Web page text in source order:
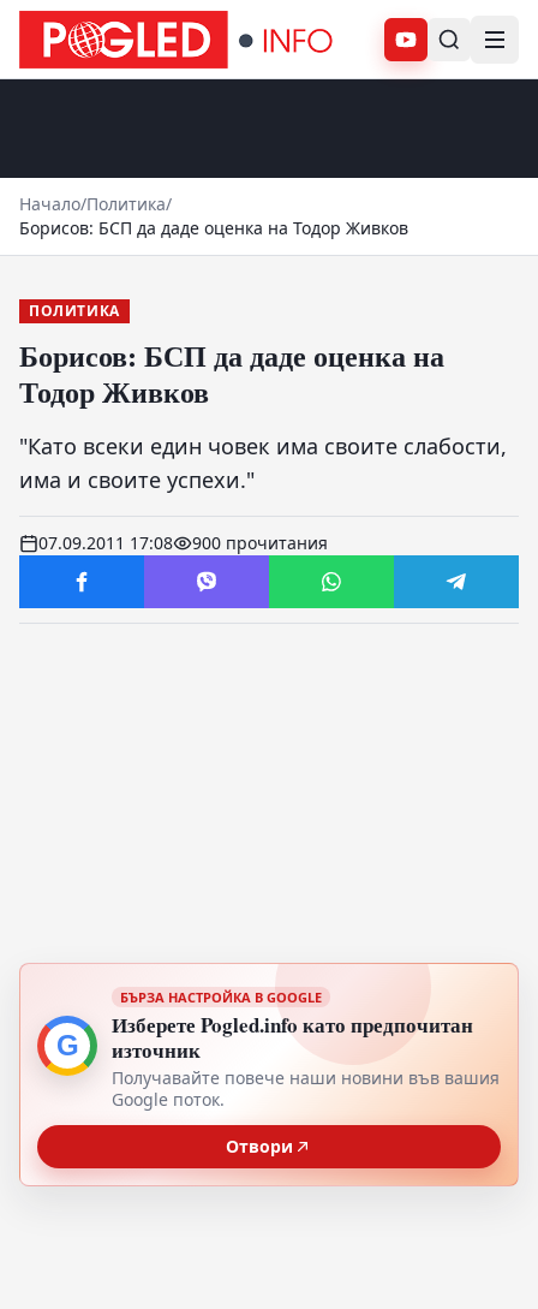
Абонирай се
Начало/Политика/
Борисов: БСП да даде оценка на Тодор Живков
ПОЛИТИКА
Борисов: БСП да даде оценка на
Тодор Живков
"Като всеки един човек има своите слабости,
има и своите успехи."
07.09.2011 17:08 900 прочитания
G
БЪРЗА НАСТРОЙКА В GOOGLE
Изберете Pogled.info като предпочитан
източник
Получавайте повече наши новини във вашия
Google поток.
Отвори